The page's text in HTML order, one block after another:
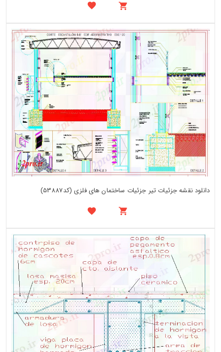
دانلود نقشه جزئیات تیر جزئیات ساختمان های فلزی (کد53887)